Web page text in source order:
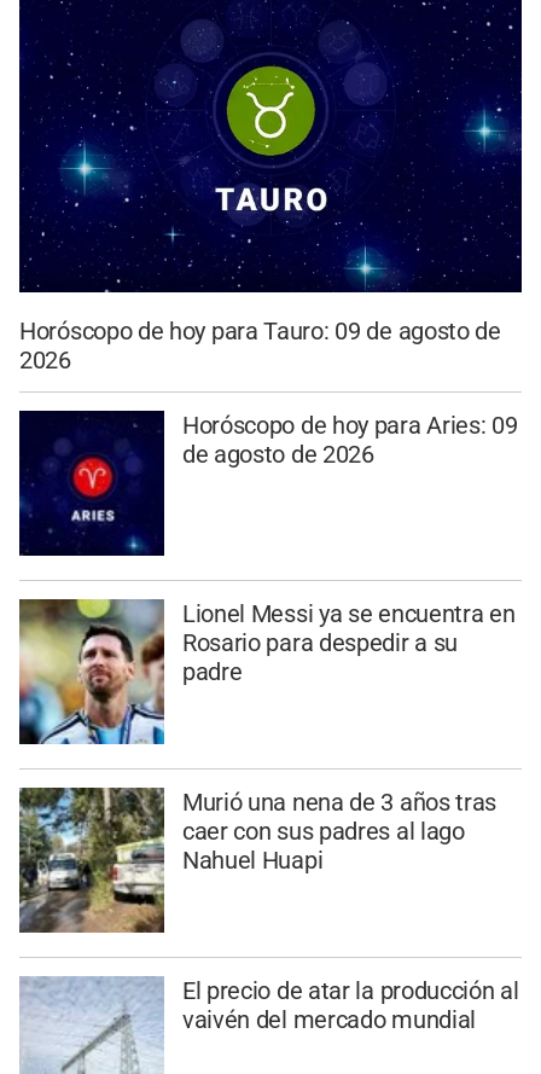
Horóscopo de hoy para Tauro: 09 de agosto de
2026
Horóscopo de hoy para Aries: 09
de agosto de 2026
Lionel Messi ya se encuentra en
Rosario para despedir a su
padre
Murió una nena de 3 años tras
caer con sus padres al lago
Nahuel Huapi
El precio de atar la producción al
vaivén del mercado mundial